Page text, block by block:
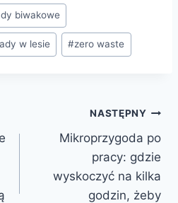
biwakowe
w lesie #zero waste
NASTĘPNY
Mikroprzygoda po
pracy: gdzie
wyskoczyć na kilka
godzin, żeby